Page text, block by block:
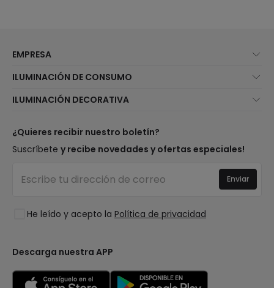
EMPRESA
Atención al cliente
Métodos de envío
¿Eres profesional?
Tiendas
Preguntas frecuentes
Iniciar sesión
ILUMINACIÓN DE CONSUMO
Marcas
Calculadora de ahorro LED
Presupuestos
Iluminación para empresas
ILUMINACIÓN DECORATIVA
Top Marcas
Espacios
Colecciones
LoveYouGreen
¿Quieres recibir nuestro boletín?
Suscríbete y recibe novedades y ofertas especiales!
He leído y acepto la Política de privacidad
Enviar
Descarga nuestra APP